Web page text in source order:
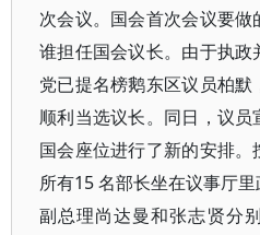
次会议。国会首次会议要
谁担任国会议长。由于执
党已提名榜鹅东区议员柏
顺利当选议长。同日，议
国会座位进行了新的安排。
所有15 名部长坐在议事厅
副总理尚达曼和张志贤分